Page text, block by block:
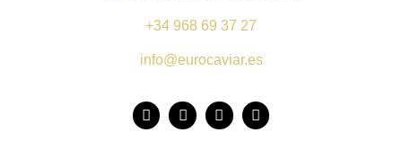
+34 968 69 37 27
info@eurocaviar.es